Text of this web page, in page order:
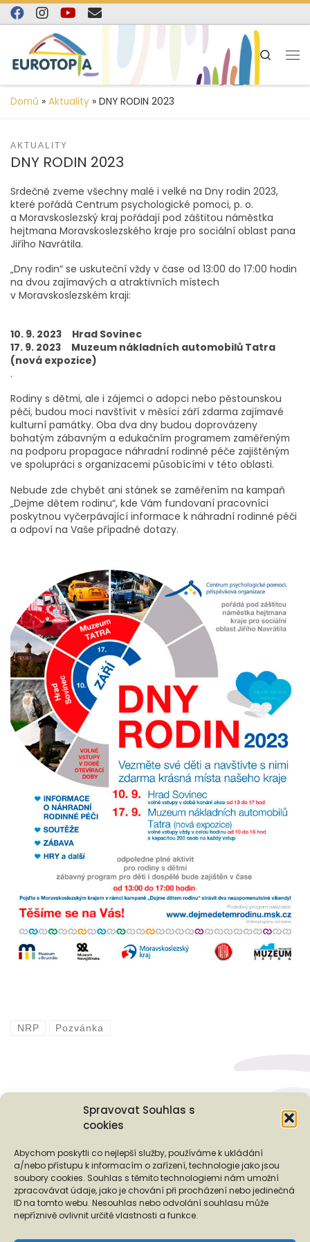
Spravovat Souhlas s
cookies
Abychom poskytli co nejlepší služby, používáme k ukládání
a/nebo přístupu k informacím o zařízení, technologie jako jsou
soubory cookies. Souhlas s těmito technologiemi nám umožní
zpracovávat údaje, jako je chování při procházení nebo jedinečná
ID na tomto webu. Nesouhlas nebo odvolání souhlasu může
nepříznivě ovlivnit určité vlastnosti a funkce.
content
Skip to content
Search
Domů » Aktuality » DNY RODIN 2023
AKTUALITY
DNY RODIN 2023
Srdečně zveme všechny malé i velké na Dny rodin 2023,
které pořádá Centrum psychologické pomoci, p. o.
a Moravskoslezský kraj pořádají pod záštitou náměstka
hejtmana Moravskoslezského kraje pro sociální oblast pana
Jiřího Navrátila.
„Dny rodin“ se uskuteční vždy v čase od 13:00 do 17:00 hodin
na dvou zajímavých a atraktivních místech
v Moravskoslezském kraji:
10. 9. 2023 Hrad Sovinec
17. 9. 2023 Muzeum nákladních automobilů Tatra
(nová expozice)
.
Rodiny s dětmi, ale i zájemci o adopci nebo pěstounskou
péči, budou moci navštívit v měsíci září zdarma zajímavé
kulturní památky. Oba dva dny budou doprovázeny
bohatým zábavným a edukačním programem zaměřeným
na podporu propagace náhradní rodinné péče zajištěným
ve spolupráci s organizacemi působícími v této oblasti.
Nebude zde chybět ani stánek se zaměřením na kampaň
„Dejme dětem rodinu“, kde Vám fundovaní pracovníci
poskytnou vyčerpávající informace k náhradní rodinné péči
a odpoví na Vaše případné dotazy.
NRP Pozvánka
Podporují nás...
❬ ❭